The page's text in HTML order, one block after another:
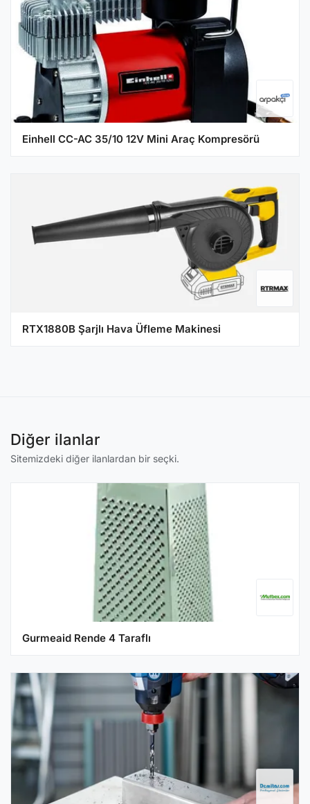
Einhell CC-AC 35/10 12V Mini Araç Kompresörü
RTX1880B Şarjlı Hava Üfleme Makinesi
Diğer ilanlar
Sitemizdeki diğer ilanlardan bir seçki.
Gurmeaid Rende 4 Taraflı